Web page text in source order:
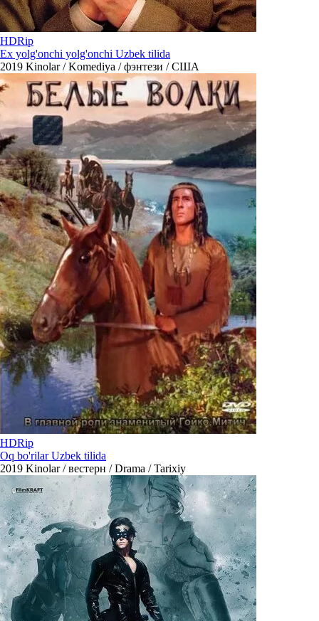
HDRip
Ex yolg'onchi yolg'onchi Uzbek tilida
2019 Kinolar / Komediya / фэнтези / США
HDRip
Oq bo'rilar Uzbek tilida
2019 Kinolar / вестерн / Drama / Tarixiy